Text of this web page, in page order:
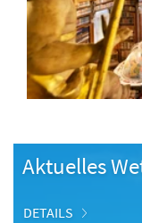
Aktuelles
DETAILS